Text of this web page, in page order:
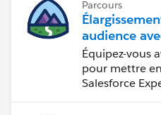
Parcours
audience
Experience
Équipez-vous
pour mettre
Salesforce